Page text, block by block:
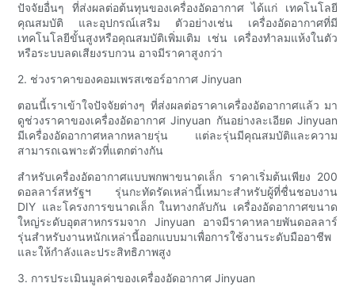
ปัจจัยอื่นๆ ที่ส่งผลต่อต้นทุนของเครื่องอัดอากาศ ได้แก่ เทคโนโลยี
คุณสมบัติ และอุปกรณ์เสริม ตัวอย่างเช่น เครื่องอัดอากาศที่มี
เทคโนโลยีขั้นสูงหรือคุณสมบัติเพิ่มเติม เช่น เครื่องทำลมแห้งในตัว
หรือระบบลดเสียงรบกวน อาจมีราคาสูงกว่า
2. ช่วงราคาของคอมเพรสเซอร์อากาศ Jinyuan
ตอนนี้เราเข้าใจปัจจัยต่างๆ ที่ส่งผลต่อราคาเครื่องอัดอากาศแล้ว มา
ดูช่วงราคาของเครื่องอัดอากาศ Jinyuan กันอย่างละเอียด Jinyuan
มีเครื่องอัดอากาศหลากหลายรุ่น แต่ละรุ่นมีคุณสมบัติและความ
สามารถเฉพาะตัวที่แตกต่างกัน
สำหรับเครื่องอัดอากาศแบบพกพาขนาดเล็ก ราคาเริ่มต้นเพียง 200
ดอลลาร์สหรัฐฯ รุ่นกะทัดรัดเหล่านี้เหมาะสำหรับผู้ที่ชื่นชอบงาน
DIY และโครงการขนาดเล็ก ในทางกลับกัน เครื่องอัดอากาศขนาด
ใหญ่ระดับอุตสาหกรรมจาก Jinyuan อาจมีราคาหลายพันดอลลาร์
รุ่นสำหรับงานหนักเหล่านี้ออกแบบมาเพื่อการใช้งานระดับมืออาชีพ
และให้กำลังและประสิทธิภาพสูง
3. การประเมินมูลค่าของเครื่องอัดอากาศ Jinyuan